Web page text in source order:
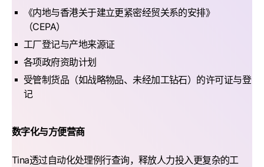
《内地与香港关于建立更紧密经贸关系的安排》
（CEPA）
工厂登记与产地来源证
各项政府资助计划
受管制货品（如战略物品、未经加工钻石）的许可证与登
记
数字化与方便营商
Tina透过自动化处理例行查询，释放人力投入更复杂的工